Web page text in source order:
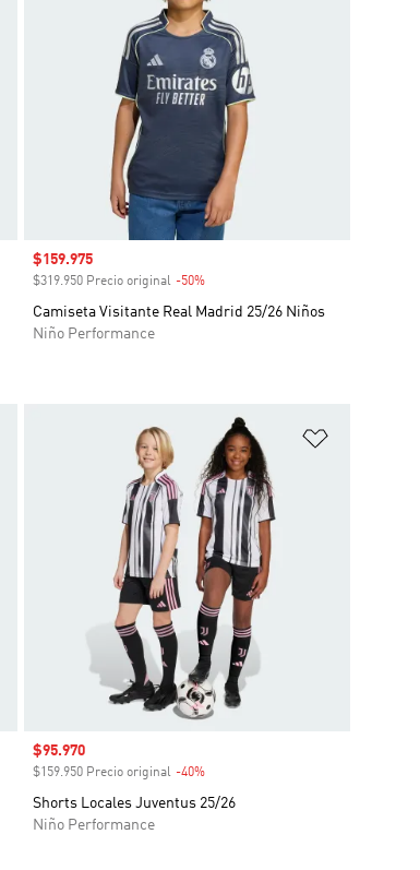
Precio de venta
$159.975
$319.950 Precio original -50%Descuento
Camiseta Visitante Real Madrid 25/26 Niños
Niño Performance
Añadir a la lista de deseos
Precio de venta
$95.970
$159.950 Precio original -40%Descuento
Shorts Locales Juventus 25/26
Niño Performance